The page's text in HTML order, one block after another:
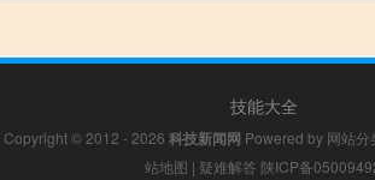
技能大全
Copyright © 2012 - 2026 科技新闻网 Powered by 网站分
站地图 | 疑难解答 陕ICP备